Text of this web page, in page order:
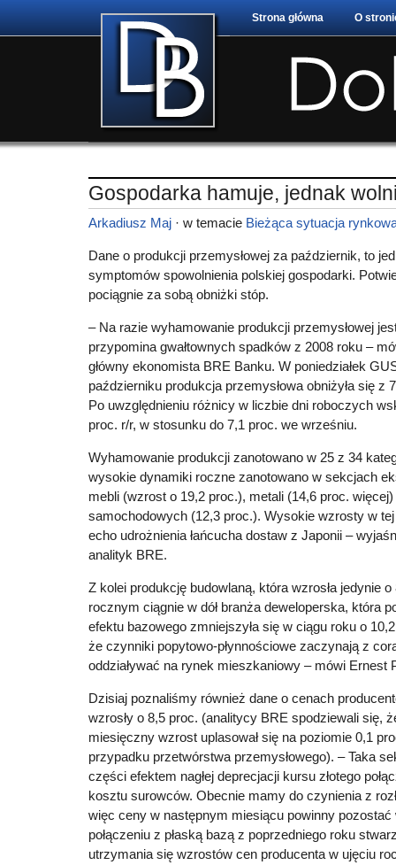
Strona główna O
Gospodarka hamuje, jednak
Arkadiusz Maj · w temacie Bieżąca sytuacja
Dane o produkcji przemysłowej za październik, to
symptomów spowolnienia polskiej gospodarki.
pociągnie za sobą obniżki stóp.
– Na razie wyhamowanie produkcji przemysłowej
przypomina gwałtownych spadków z 2008 roku –
główny ekonomista BRE Banku. W poniedziałek
październiku produkcja przemysłowa obniżyła się z
Po uwzględnieniu różnicy w liczbie dni roboczych
proc. r/r, w stosunku do 7,1 proc. we wrześniu.
Wyhamowanie produkcji zanotowano w 25 z 34
wysokie dynamiki roczne zanotowano w sekcjach
mebli (wzrost o 19,2 proc.), metali (14,6 proc.
samochodowych (12,3 proc.). Wysokie wzrosty w
echo udrożnienia łańcucha dostaw z Japonii –
analityk BRE.
Z kolei produkcję budowlaną, która wzrosła jedynie
rocznym ciągnie w dół branża deweloperska, która
efektu bazowego zmniejszyła się w ciągu roku o
że czynniki popytowo-płynnościowe zaczynają z
oddziaływać na rynek mieszkaniowy – mówi Ernest
Dzisiaj poznaliśmy również dane o cenach
wzrosły o 8,5 proc. (analitycy BRE spodziewali się,
miesięczny wzrost uplasował się na poziomie 0,1
przypadku przetwórstwa przemysłowego). – Taka
części efektem nagłej deprecjacji kursu złotego
kosztu surowców. Obecnie mamy do czynienia z
więc ceny w następnym miesiącu powinny pozostać
połączeniu z płaską bazą z poprzedniego roku
utrzymania się wzrostów cen producenta w ujęciu